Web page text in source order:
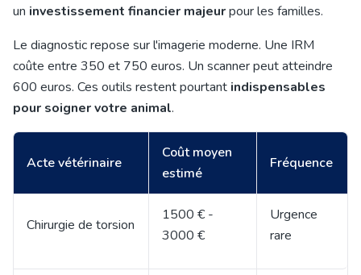
un investissement financier majeurpour les familles.
Le diagnostic repose sur l'imagerie moderne. Une IRM
coûte entre 350 et 750 euros. Un scanner peut atteindre
600 euros. Ces outils restent pourtant indispensables
pour soigner votre animal.
Acte vétérinaire
Coût moyen
estimé
Fréquence
Chirurgie de torsion
1500 € -
3000 €
Urgence
rare